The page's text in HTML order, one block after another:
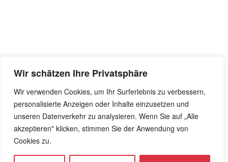
Wir schätzen Ihre Privatsphäre
Wir verwenden Cookies, um Ihr Surferlebnis zu verbessern,
personalisierte Anzeigen oder Inhalte einzusetzen und
unseren Datenverkehr zu analysieren. Wenn Sie auf „Alle
akzeptieren" klicken, stimmen Sie der Anwendung von
Cookies zu.